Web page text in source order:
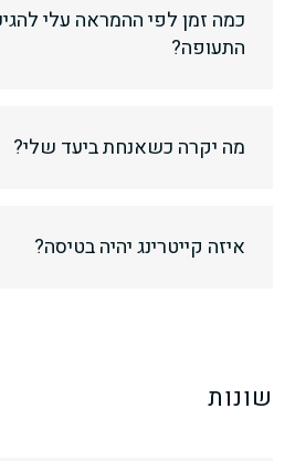
כמה זמן לפי ההמראה עלי
התעופה?
מה יקרה כשאנחת ביעד שלי?
איזה קייטרינג יהיה בטיסה?
שונות